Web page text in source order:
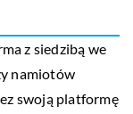
z siedzibą we
namiotów
swoją platformę